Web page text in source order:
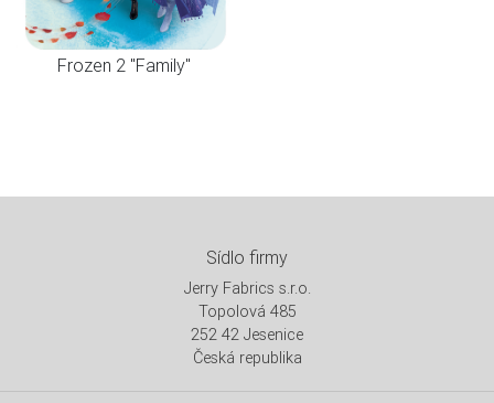
Frozen 2 "Family"
Sídlo firmy
Jerry Fabrics s.r.o.
Topolová 485
252 42 Jesenice
Česká republika